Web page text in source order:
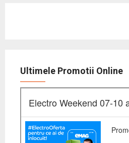
Ultimele Promotii Online